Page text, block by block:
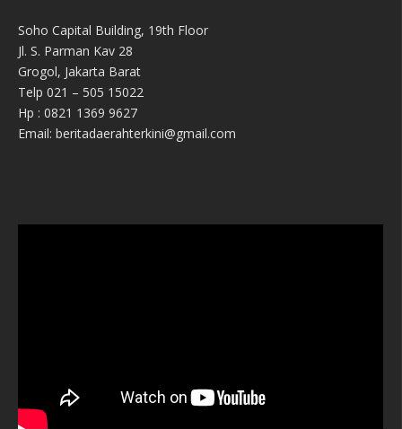
Soho Capital Building, 19th Floor
Jl. S. Parman Kav 28
Grogol, Jakarta Barat
Telp 021 – 505 15022
Hp : 0821 1369 9627
Email: beritadaerahterkini@gmail.com